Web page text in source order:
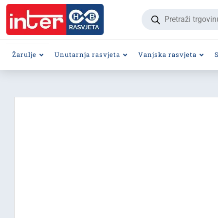
Products
search
Žarulje Unutarnja rasvjeta Vanjska rasvjeta